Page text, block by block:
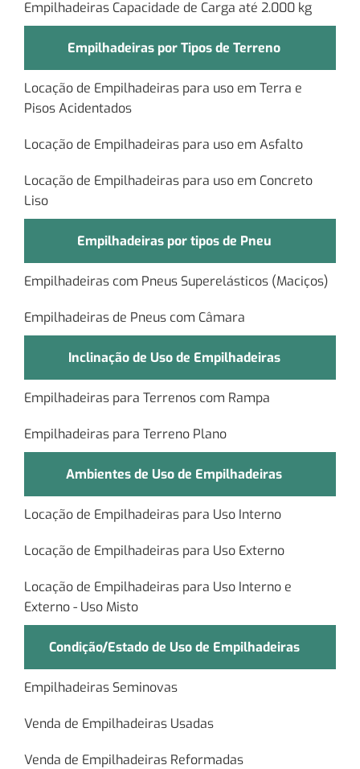
Empilhadeiras Capacidade de Carga até 2.000 kg
Empilhadeiras por Tipos de Terreno
Locação de Empilhadeiras para uso em Terra e
Pisos Acidentados
Locação de Empilhadeiras para uso em Asfalto
Locação de Empilhadeiras para uso em Concreto
Liso
Empilhadeiras por tipos de Pneu
Empilhadeiras com Pneus Superelásticos (Maciços)
Empilhadeiras de Pneus com Câmara
Inclinação de Uso de Empilhadeiras
Empilhadeiras para Terrenos com Rampa
Empilhadeiras para Terreno Plano
Ambientes de Uso de Empilhadeiras
Locação de Empilhadeiras para Uso Interno
Locação de Empilhadeiras para Uso Externo
Locação de Empilhadeiras para Uso Interno e
Externo - Uso Misto
Condição/Estado de Uso de Empilhadeiras
Empilhadeiras Seminovas
Venda de Empilhadeiras Usadas
Venda de Empilhadeiras Reformadas